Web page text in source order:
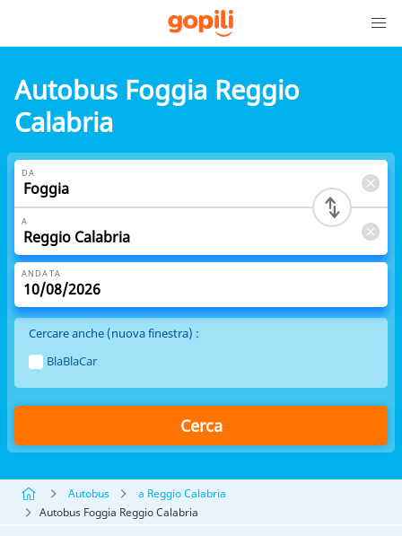
Autobus Foggia Reggio
Calabria
DA
A
ANDATA
Cercare anche (nuova finestra) :
BlaBlaCar
Cerca
Autobus
a Reggio Calabria
Autobus Foggia Reggio Calabria